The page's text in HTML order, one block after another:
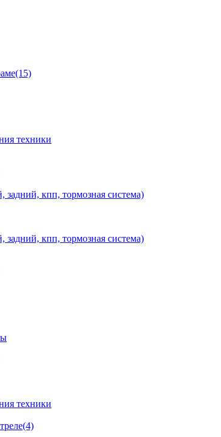
техники
задний, кпп, тормозная система)
задний, кпп, тормозная система)
техники